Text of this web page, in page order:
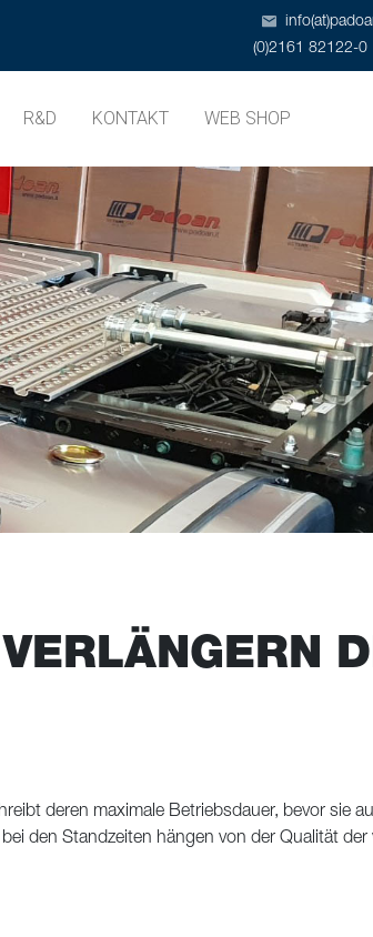
(0)2161 82122-0
R&D KONTAKT WEB SHOP
deren maximale Betriebsdauer, bevor sie
den Standzeiten hängen von der Qualität der